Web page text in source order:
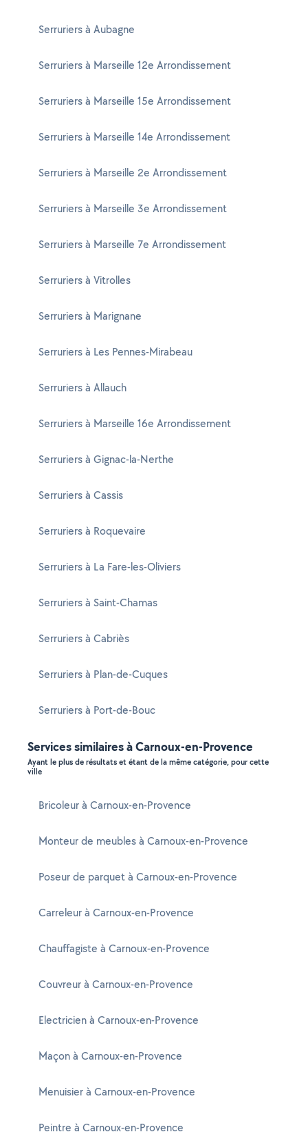
Serruriers à Aubagne
Serruriers à Marseille 12e Arrondissement
Serruriers à Marseille 15e Arrondissement
Serruriers à Marseille 14e Arrondissement
Serruriers à Marseille 2e Arrondissement
Serruriers à Marseille 3e Arrondissement
Serruriers à Marseille 7e Arrondissement
Serruriers à Vitrolles
Serruriers à Marignane
Serruriers à Les Pennes-Mirabeau
Serruriers à Allauch
Serruriers à Marseille 16e Arrondissement
Serruriers à Gignac-la-Nerthe
Serruriers à Cassis
Serruriers à Roquevaire
Serruriers à La Fare-les-Oliviers
Serruriers à Saint-Chamas
Serruriers à Cabriès
Serruriers à Plan-de-Cuques
Serruriers à Port-de-Bouc
Services similaires à Carnoux-en-Provence
Ayant le plus de résultats et étant de la même catégorie, pour cette
ville
Bricoleur à Carnoux-en-Provence
Monteur de meubles à Carnoux-en-Provence
Poseur de parquet à Carnoux-en-Provence
Carreleur à Carnoux-en-Provence
Chauffagiste à Carnoux-en-Provence
Couvreur à Carnoux-en-Provence
Electricien à Carnoux-en-Provence
Maçon à Carnoux-en-Provence
Menuisier à Carnoux-en-Provence
Peintre à Carnoux-en-Provence